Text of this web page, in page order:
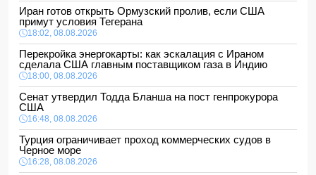
Иран готов открыть Ормузский пролив, если США
примут условия Тегерана
18:02, 08.08.2026
Перекройка энергокарты: как эскалация с Ираном
сделала США главным поставщиком газа в Индию
18:00, 08.08.2026
Сенат утвердил Тодда Бланша на пост генпрокурора
США
16:48, 08.08.2026
Турция ограничивает проход коммерческих судов в
Черное море
16:28, 08.08.2026